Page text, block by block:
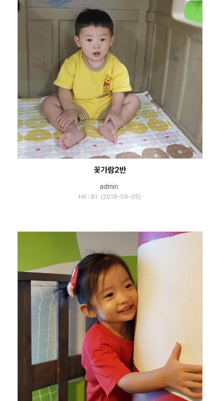
꽃가람2반
admin
Hit : 81 (2018-09-05)